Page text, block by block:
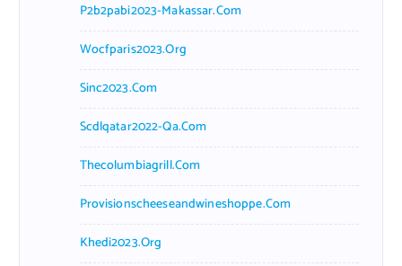
P2b2pabi2023-Makassar.com
Wocfparis2023.org
Sinc2023.com
Scdlqatar2022-Qa.com
Thecolumbiagrill.com
Provisionscheeseandwineshoppe.com
Khedi2023.org